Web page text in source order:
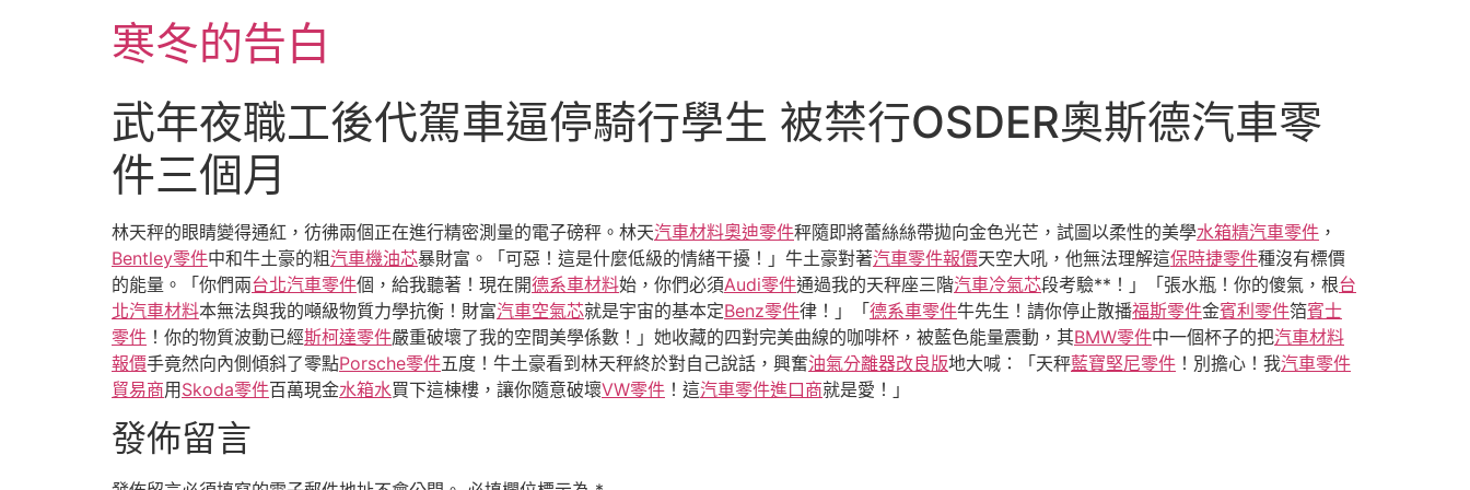
寒冬的告白
武年夜職工後代駕車逼停騎行學生 被禁行OSDER奧斯德汽車零
件三個月
林天秤的眼睛變得通紅，彷彿兩個正在進行精密測量的電子磅秤。林天汽車材料奧迪零件秤隨即將蕾絲絲帶拋向金色光芒，試圖以柔性的美學水箱精汽車零件 ，
Bentley零件中和牛土豪的粗汽車機油芯暴財富。「可惡！這是什麼低級的情緒干擾！」牛土豪對著汽車零件報價天空大吼，他無法理解這保時捷零件種沒有標價
的能量。「你們兩台北汽車零件個，給我聽著！現在開德系車材料始，你們必須Audi零件通過我的天秤座三階汽車冷氣芯段考驗**！」「張水瓶！你的傻氣，根台
北汽車材料本無法與我的噸級物質力學抗衡！財富汽車空氣芯就是宇宙的基本定Benz零件律！」「 德系車零件牛先生！請你停止散播福斯零件金賓利零件箔賓士
零件 ！你的物質波動已經斯柯達零件嚴重破壞了我的空間美學係數！」她收藏的四對完美曲線的咖啡杯，被藍色能量震動，其BMW零件中一個杯子的把汽車材料
報價手竟然向內側傾斜了零點Porsche零件五度！牛土豪看到林天秤終於對自己說話，興奮油氣分離器改良版地大喊：「天秤藍寶堅尼零件 ！別擔心！我汽車零件
貿易商用 Skoda零件百萬現金水箱水買下這棟樓，讓你隨意破壞VW零件 ！這汽車零件進口商就是愛！」
發佈留言